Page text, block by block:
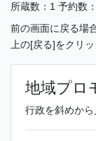
所蔵数：1 予約数
前の画面に戻る場
上の[戻る]をクリ
地域プロ
行政を斜めか